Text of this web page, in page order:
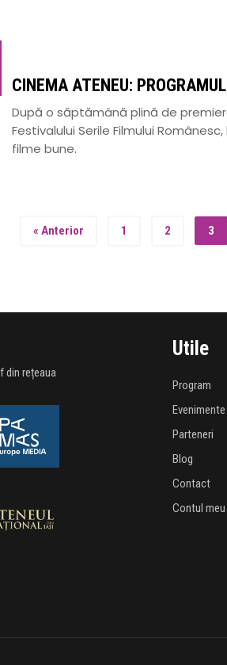
CINEMA ATENEU:
După o săptămână plină de
Festivalului Serile Filmului
filme bune.
« Anterior 1 2 3
din rețeaua
Utile
Program
Evenimente
Parteneri
Blog
Contact
Contul meu